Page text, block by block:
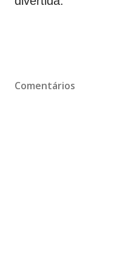
Comentários